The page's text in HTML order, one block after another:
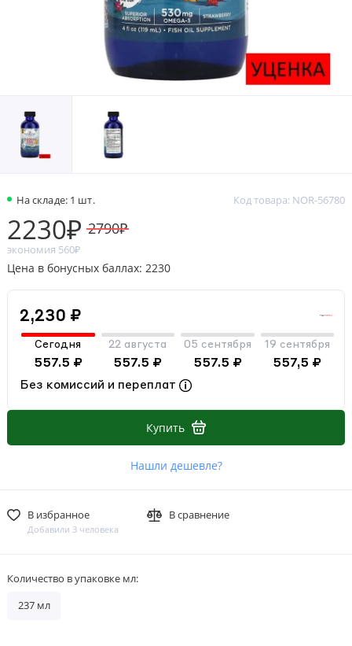
На складе: 1 шт. Код товара: NOR-56780
2230₽ 2790₽
экономия 560₽
Цена в бонусных баллах: 2230
2,230 ₽
Сегодня
557.5 ₽
22 августа
557.5 ₽
05 сентября
557.5 ₽
19 сентября
557,5 ₽
Без комиссий и переплат
Купить
Нашли дешевле?
В избранное
Добавили 3 человека
В сравнение
Количество в упаковке мл:
237 мл